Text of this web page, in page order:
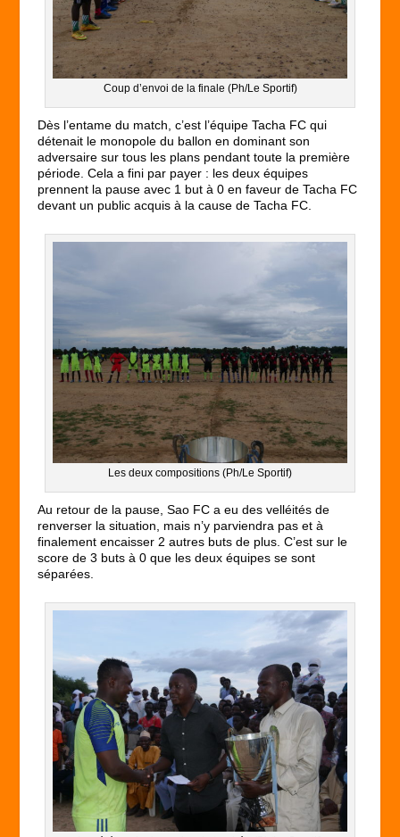
Coup d’envoi de la finale (Ph/Le Sportif)
Dès l’entame du match, c’est l’équipe Tacha FC qui
détenait le monopole du ballon en dominant son
adversaire sur tous les plans pendant toute la première
période. Cela a fini par payer : les deux équipes
prennent la pause avec 1 but à 0 en faveur de Tacha FC
devant un public acquis à la cause de Tacha FC.
Les deux compositions (Ph/Le Sportif)
Au retour de la pause, Sao FC a eu des velléités de
renverser la situation, mais n’y parviendra pas et à
finalement encaisser 2 autres buts de plus. C’est sur le
score de 3 buts à 0 que les deux équipes se sont
séparées.